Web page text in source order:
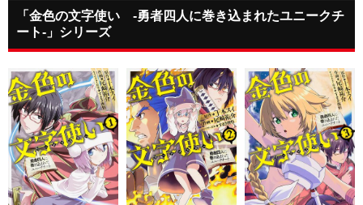
「金色の文字使い ‐勇者四人に巻き込まれたユニークチ
ート‐」シリーズ